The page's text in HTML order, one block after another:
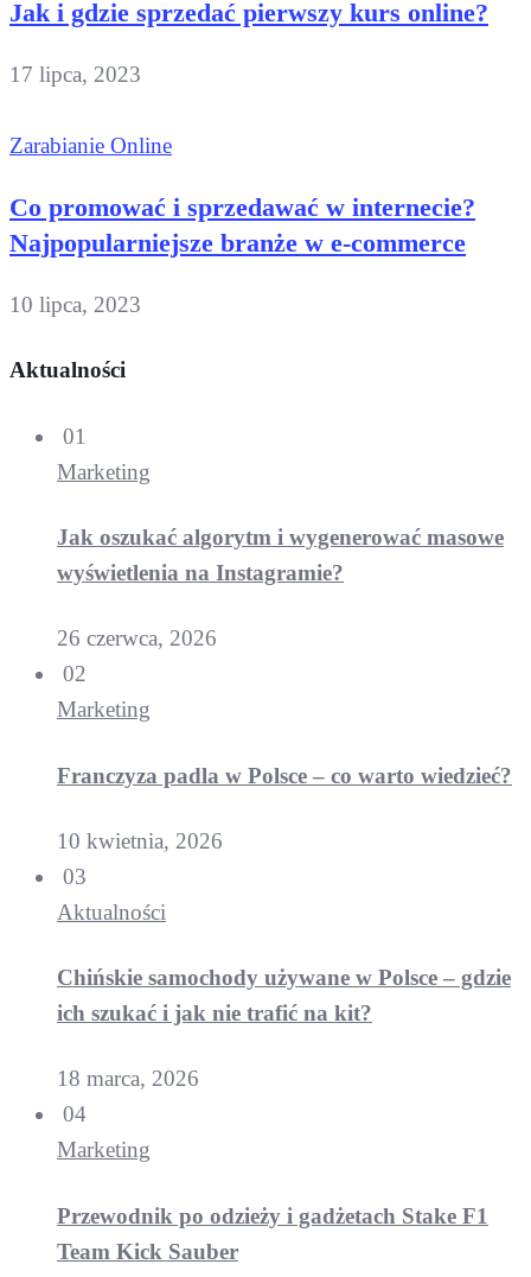
Jak i gdzie sprzedać pierwszy kurs online?
17 lipca, 2023
Zarabianie Online
Co promować i sprzedawać w internecie?
Najpopularniejsze branże w e-commerce
10 lipca, 2023
Aktualności
01
Marketing
Jak oszukać algorytm i wygenerować masowe
wyświetlenia na Instagramie?
26 czerwca, 2026
02
Marketing
Franczyza padla w Polsce – co warto wiedzieć?
10 kwietnia, 2026
03
Aktualności
Chińskie samochody używane w Polsce – gdzie
ich szukać i jak nie trafić na kit?
18 marca, 2026
04
Marketing
Przewodnik po odzieży i gadżetach Stake F1
Team Kick Sauber